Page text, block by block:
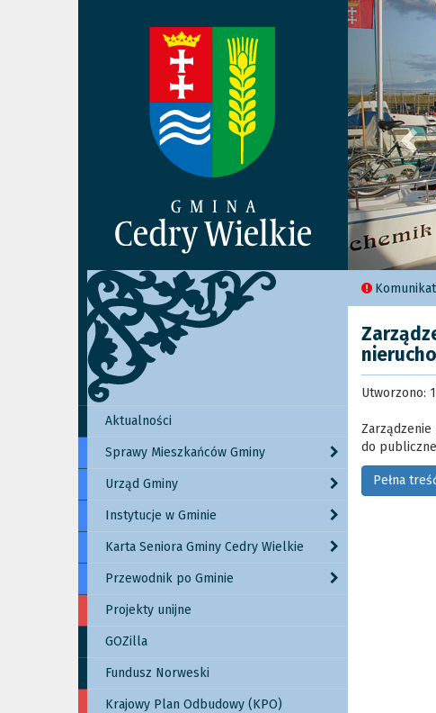
Aktualności
Sprawy Mieszkańców Gminy
Urząd Gminy
Instytucje w Gminie
Karta Seniora Gminy Cedry Wielkie
Przewodnik po Gminie
Projekty unijne
GOZilla
Fundusz Norweski
Krajowy Plan Odbudowy (KPO)
Utworzono:
do
Pełna